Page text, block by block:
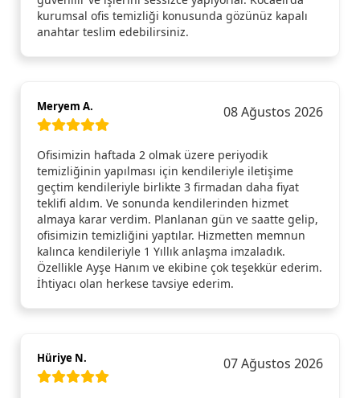
kurumsal ofis temizliği konusunda gözünüz kapalı
anahtar teslim edebilirsiniz.
Meryem A. 08 Ağustos 2026
Ofisimizin haftada 2 olmak üzere periyodik
temizliğinin yapılması için kendileriyle iletişime
geçtim kendileriyle birlikte 3 firmadan daha fiyat
teklifi aldım. Ve sonunda kendilerinden hizmet
almaya karar verdim. Planlanan gün ve saatte gelip,
ofisimizin temizliğini yaptılar. Hizmetten memnun
kalınca kendileriyle 1 Yıllık anlaşma imzaladık.
Özellikle Ayşe Hanım ve ekibine çok teşekkür ederim.
İhtiyacı olan herkese tavsiye ederim.
Hüriye N. 07 Ağustos 2026